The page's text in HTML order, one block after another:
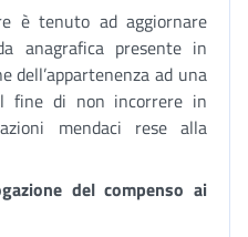
è tenuto ad aggiornare
anagrafica presente in
dell’appartenenza ad una
fine di non incorrere in
mendaci rese alla
del compenso ai